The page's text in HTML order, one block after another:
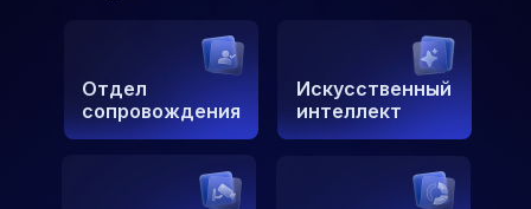
Искусственный
интеллект
Отдел
сопровождения